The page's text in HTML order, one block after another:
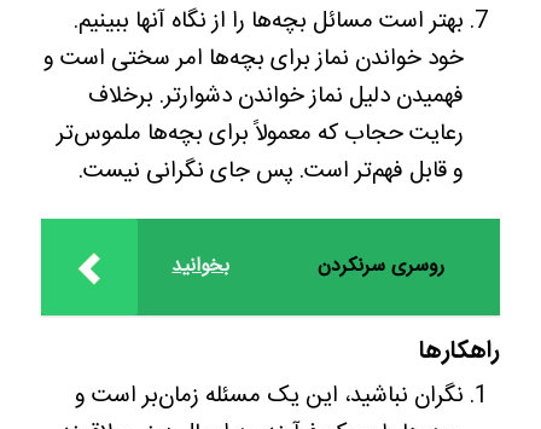
بهتر است مسائل بچه‌ها را از نگاه آنها ببینیم.
خود خواندن نماز برای بچه‌ها امر سختی است و
فهمیدن دلیل نماز خواندن دشوارتر. برخلاف
رعایت حجاب که معمولاً برای بچه‌ها ملموس‌تر
و قابل فهم‌تر است. پس جای نگرانی نیست.
بخوانید روسری سرنکردن
راهکارها
نگران نباشید، این یک مسئله زمان‌بر است و